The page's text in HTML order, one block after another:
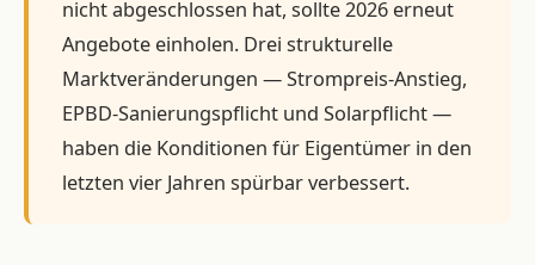
nicht abgeschlossen hat, sollte 2026 erneut
Angebote einholen. Drei strukturelle
Marktveränderungen — Strompreis-Anstieg,
EPBD-Sanierungspflicht und Solarpflicht —
haben die Konditionen für Eigentümer in den
letzten vier Jahren spürbar verbessert.